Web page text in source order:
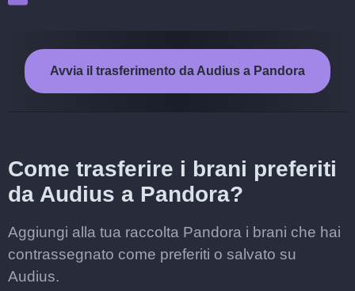
Avvia il trasferimento da Audius a Pandora
Come trasferire i brani preferiti
da Audius a Pandora?
Aggiungi alla tua raccolta Pandora i brani che hai
contrassegnato come preferiti o salvato su
Audius.